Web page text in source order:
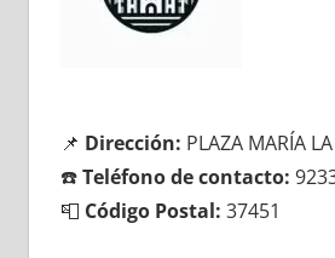
📌 Dirección: PLAZA MARÍA
☎️Teléfono dе contacto:
📮 Código Postal: 37451